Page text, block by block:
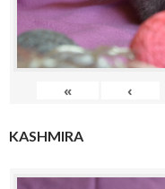
« ‹
KASHMIRA